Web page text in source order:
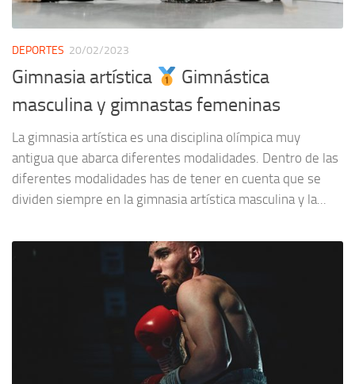
DEPORTES 20/02/2023
Gimnasia artística
Gimnástica
masculina y gimnastas femeninas
La gimnasia artística es una disciplina olímpica muy
antigua que abarca diferentes modalidades. Dentro de las
diferentes modalidades has de tener en cuenta que se
dividen siempre en la gimnasia artística masculina y la...